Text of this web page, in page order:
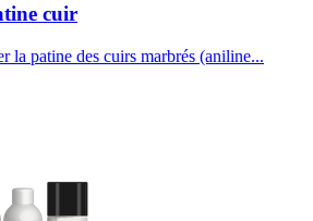
cuir
la patine des cuirs marbrés (aniline...